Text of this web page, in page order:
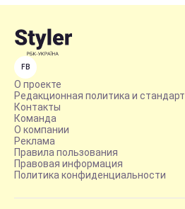
FB
О проекте
Редакционная политика и
Контакты
Команда
О компании
Реклама
Правила пользования
Правовая информация
Политика конфиденциальности